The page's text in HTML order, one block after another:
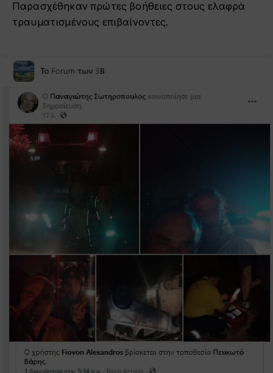
Παρασχέθηκαν πρώτες βοήθειες στους ελαφρά
τραυματισμένους επιβαίνοντες.